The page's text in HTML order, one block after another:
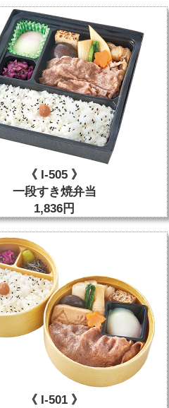
《 I-505 》
一段すき焼弁当
1,836円
《 I-501 》